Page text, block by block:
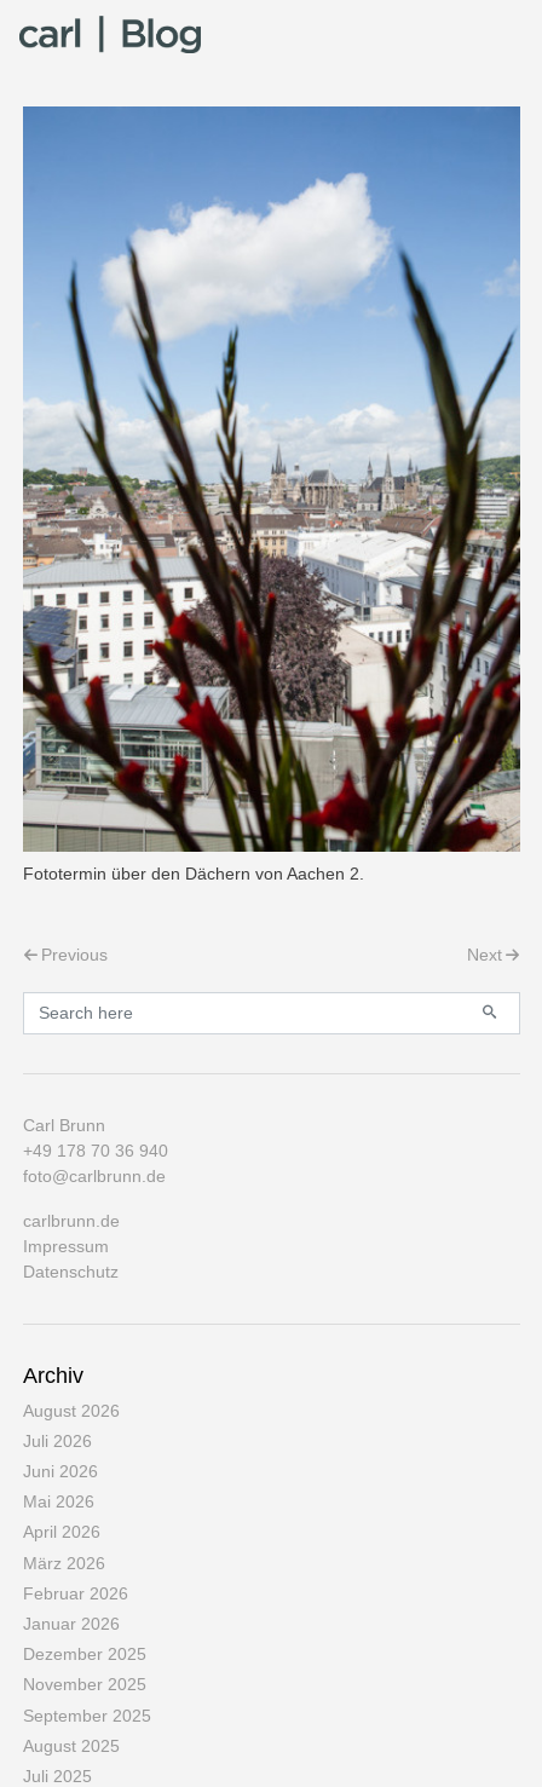
Skip to content
Fototermin über den Dächern von Aachen 2.
Post navigation
Previous Next
Primary
Search for:
Carl Brunn
+49 178 70 36 940
foto@carlbrunn.de
carlbrunn.de
Impressum
Datenschutz
Archiv
August 2026
Juli 2026
Juni 2026
Mai 2026
April 2026
März 2026
Februar 2026
Januar 2026
Dezember 2025
November 2025
September 2025
August 2025
Juli 2025